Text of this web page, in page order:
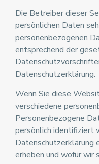
Die Betreiber dieser
persönlichen Daten
personenbezogenen
entsprechend der
Datenschutzerklärung.
Wenn Sie diese
verschiedene
Personenbezogene
persönlich identifiziert
erheben und wofür wir